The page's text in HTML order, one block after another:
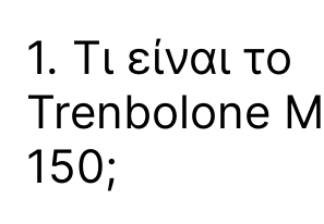
1. Τι είναι το
Trenbolone
150;